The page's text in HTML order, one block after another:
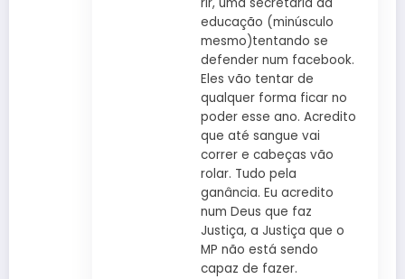
educação (minúsculo
mesmo)tentando se
defender num facebook.
Eles vão tentar de
qualquer forma ficar no
poder esse ano. Acredito
que até sangue vai
correr e cabeças vão
rolar. Tudo pela
ganância. Eu acredito
num Deus que faz
Justiça, a Justiça que o
MP não está sendo
capaz de fazer.